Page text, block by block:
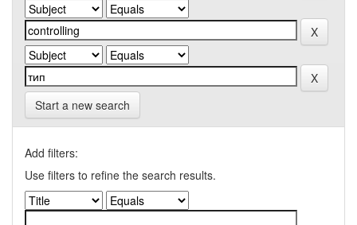
Start a new search
Add filters:
Use filters to refine the search results.